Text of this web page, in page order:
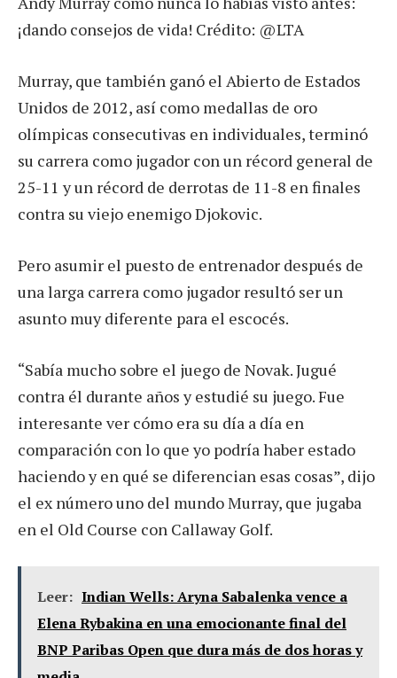
¡dando consejos de vida! Crédito: @LTA
Murray, que también ganó el Abierto de Estados
Unidos de 2012, así como medallas de oro
olímpicas consecutivas en individuales, terminó
su carrera como jugador con un récord general de
25-11 y un récord de derrotas de 11-8 en finales
contra su viejo enemigo Djokovic.
Pero asumir el puesto de entrenador después de
una larga carrera como jugador resultó ser un
asunto muy diferente para el escocés.
“Sabía mucho sobre el juego de Novak. Jugué
contra él durante años y estudié su juego. Fue
interesante ver cómo era su día a día en
comparación con lo que yo podría haber estado
haciendo y en qué se diferencian esas cosas”, dijo
el ex número uno del mundo Murray, que jugaba
en el Old Course con Callaway Golf.
Leer: Indian Wells: Aryna Sabalenka vence a
Elena Rybakina en una emocionante final del
BNP Paribas Open que dura más de dos horas y